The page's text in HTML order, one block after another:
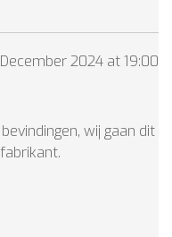
2024 at 19:00
wij gaan dit